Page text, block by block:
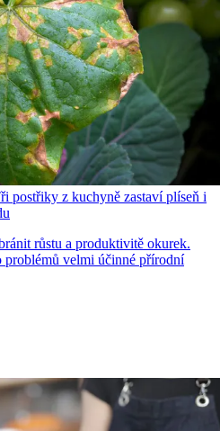
postřiky z kuchyně zastaví plíseň i
růstu a produktivitě okurek.
problémů velmi účinné přírodní